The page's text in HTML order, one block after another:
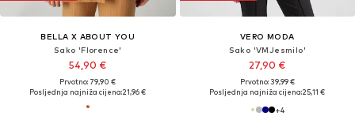
BELLA X ABOUT YOU
Sako 'Florence'
54,90 €
Prvotno: 79,90 €
Posljednja najniža cijena:21,96 €
VERO MODA
Sako 'VMJesmilo'
27,90 €
Prvotno: 39,99 €
Posljednja najniža cijena:25,11 €
+4